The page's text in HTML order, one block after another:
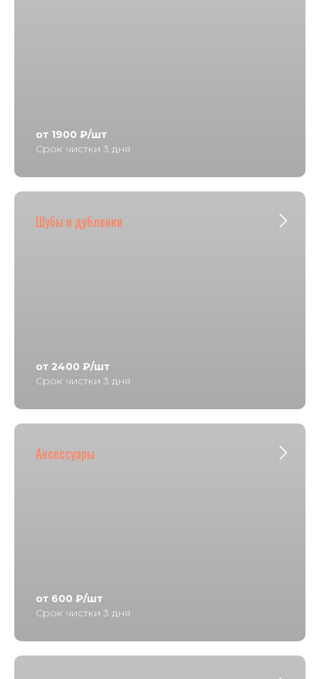
от 1900 ₽/шт
Срок чистки 3 дня
Шубы и дубленки
от 2400 ₽/шт
Срок чистки 3 дня
Аксессуары
от 600 ₽/шт
Срок чистки 3 дня